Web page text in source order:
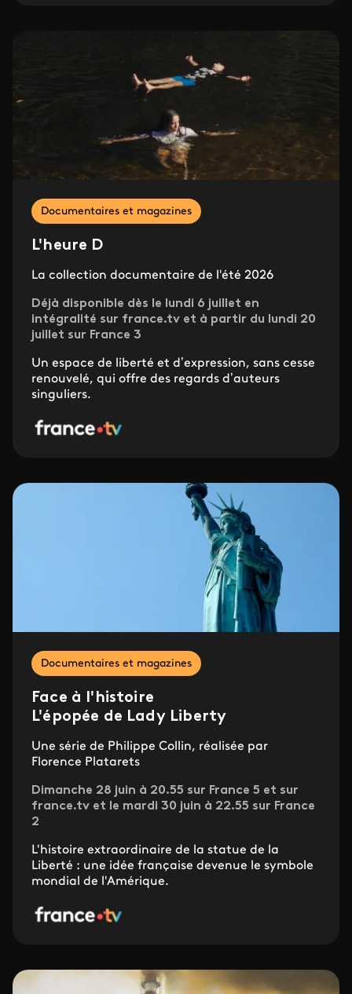
Documentaires et magazines
L'heure D
La collection documentaire de l'été 2026
Déjà disponible dès le lundi 6 juillet en
intégralité sur france.tv et à partir du lundi 20
juillet sur France 3
Un espace de liberté et d’expression, sans cesse
renouvelé, qui offre des regards d’auteurs
singuliers.
Documentaires et magazines
Face à l'histoire
L'épopée de Lady Liberty
Une série de Philippe Collin, réalisée par
Florence Platarets
Dimanche 28 juin à 20.55 sur France 5 et sur
france.tv et le mardi 30 juin à 22.55 sur France
2
L'histoire extraordinaire de la statue de la
Liberté : une idée française devenue le symbole
mondial de l'Amérique.